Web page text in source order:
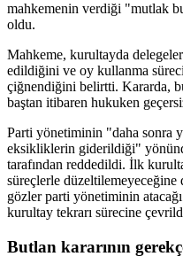
mahkemenin verdiği "mutlak
oldu.
Mahkeme, kurultayda
edildiğini ve oy kullanma
çiğnendiğini belirtti. Kararda,
baştan itibaren hukuken
Parti yönetiminin "daha sonra
eksikliklerin giderildiği"
tarafından reddedildi. İlk
süreçlerle düzeltilemeyeceğine
gözler parti yönetiminin
kurultay tekrarı sürecine
Butlan kararının